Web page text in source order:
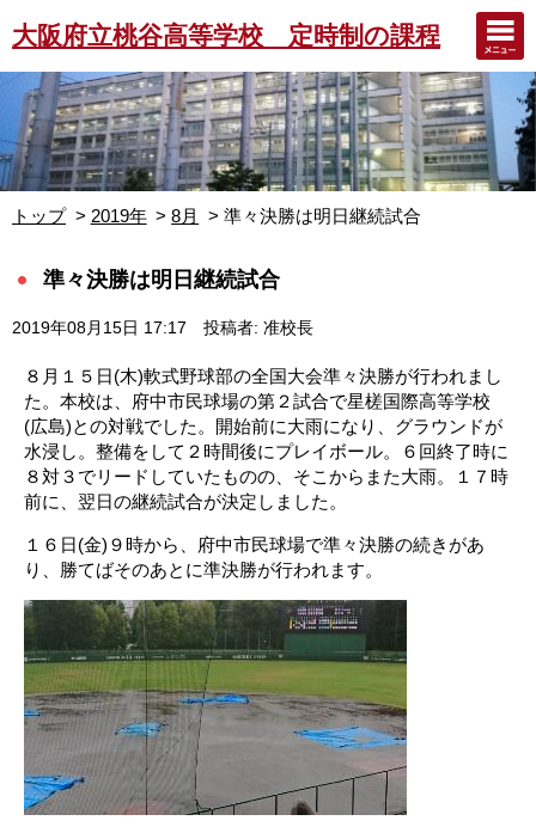
大阪府立桃谷高等学校 定時制の課程
トップ 2019年 8月 準々決勝は明日継続試合
準々決勝は明日継続試合
2019年08月15日 17:17 投稿者: 准校長
８月１５日(木)軟式野球部の全国大会準々決勝が行われまし
た。本校は、府中市民球場の第２試合で星槎国際高等学校
(広島)との対戦でした。開始前に大雨になり、グラウンドが
水浸し。整備をして２時間後にプレイボール。６回終了時に
８対３でリードしていたものの、そこからまた大雨。１７時
前に、翌日の継続試合が決定しました。
１６日(金)９時から、府中市民球場で準々決勝の続きがあ
り、勝てばそのあとに準決勝が行われます。